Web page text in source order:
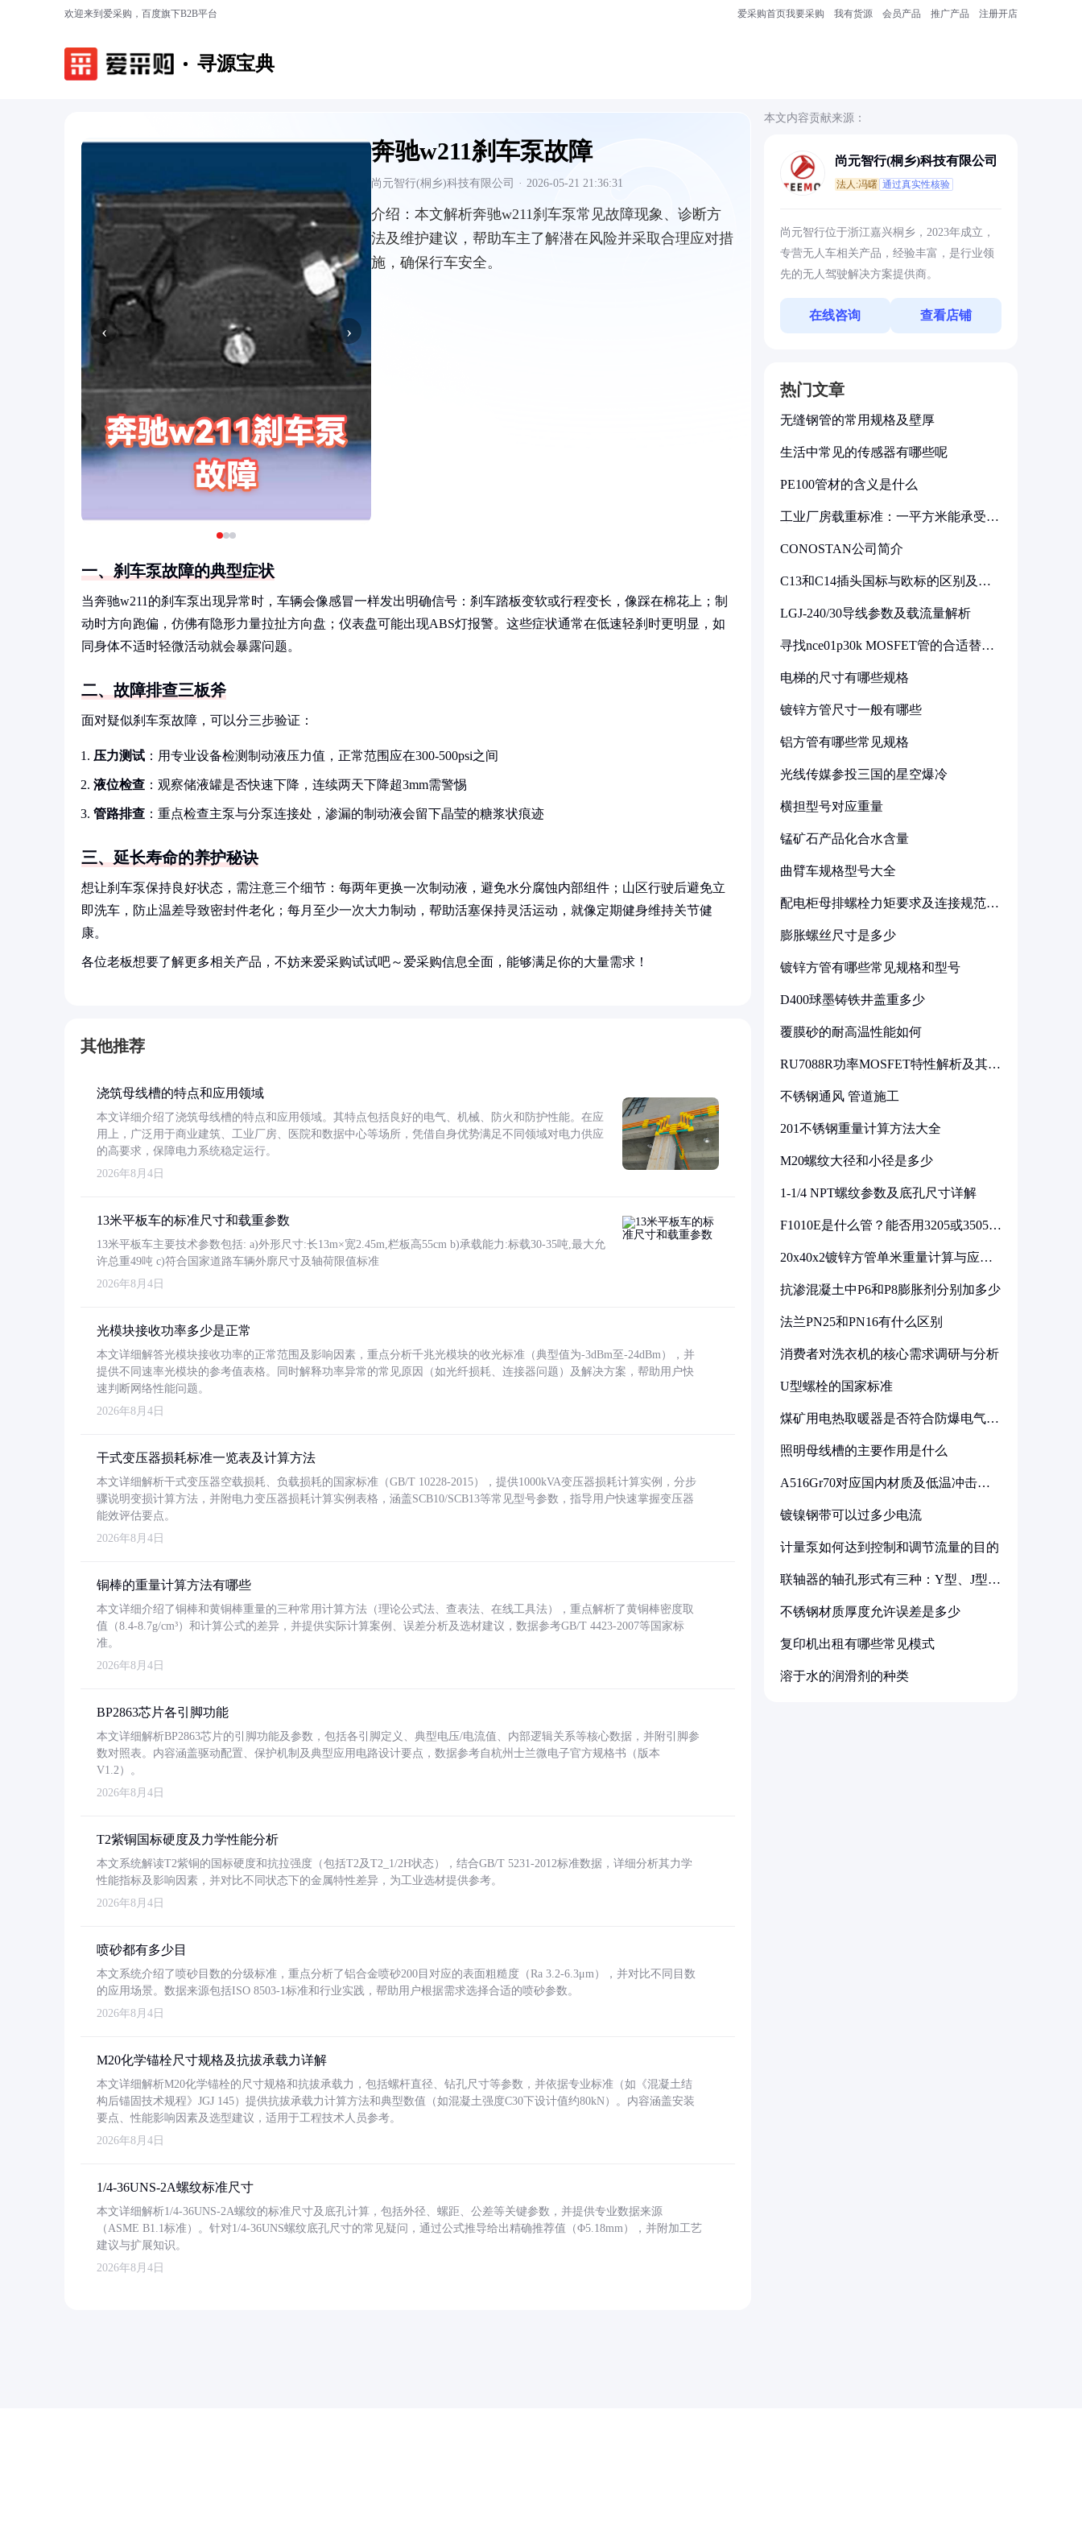
欢迎来到爱采购，百度旗下B2B平台 爱采购首页我要采购 我有货源 会员产品 推广产品 注册开店
寻源宝典
‹ ›
奔驰w211刹车泵故障
尚元智行(桐乡)科技有限公司 · 2026-05-21 21:36:31
介绍： 本文解析奔驰w211刹车泵常见故障现象、诊断方
法及维护建议，帮助车主了解潜在风险并采取合理应对措
施，确保行车安全。
一、刹车泵故障的典型症状
当奔驰w211的刹车泵出现异常时，车辆会像感冒一样发出明确信号：刹车踏板变软或行程变长，像踩在棉花上；制
动时方向跑偏，仿佛有隐形力量拉扯方向盘；仪表盘可能出现ABS灯报警。这些症状通常在低速轻刹时更明显，如
同身体不适时轻微活动就会暴露问题。
二、故障排查三板斧
面对疑似刹车泵故障，可以分三步验证：
压力测试 ：用专业设备检测制动液压力值，正常范围应在300-500psi之间
液位检查 ：观察储液罐是否快速下降，连续两天下降超3mm需警惕
管路排查 ：重点检查主泵与分泵连接处，渗漏的制动液会留下晶莹的糖浆状痕迹
三、延长寿命的养护秘诀
想让刹车泵保持良好状态，需注意三个细节：每两年更换一次制动液，避免水分腐蚀内部组件；山区行驶后避免立
即洗车，防止温差导致密封件老化；每月至少一次大力制动，帮助活塞保持灵活运动，就像定期健身维持关节健
康。
各位老板想要了解更多相关产品，不妨来爱采购试试吧～爱采购信息全面，能够满足你的大量需求！
其他推荐
浇筑母线槽的特点和应用领域
本文详细介绍了浇筑母线槽的特点和应用领域。其特点包括良好的电气、机械、防火和防护性能。在应
用上，广泛用于商业建筑、工业厂房、医院和数据中心等场所，凭借自身优势满足不同领域对电力供应
的高要求，保障电力系统稳定运行。
2026年8月4日
13米平板车的标准尺寸和载重参数
13米平板车主要技术参数包括: a)外形尺寸:长13m×宽2.45m,栏板高55cm b)承载能力:标载30-35吨,最大允
许总重49吨 c)符合国家道路车辆外廓尺寸及轴荷限值标准
2026年8月4日
光模块接收功率多少是正常
本文详细解答光模块接收功率的正常范围及影响因素，重点分析千兆光模块的收光标准（典型值为-3dBm至-24dBm），并
提供不同速率光模块的参考值表格。同时解释功率异常的常见原因（如光纤损耗、连接器问题）及解决方案，帮助用户快
速判断网络性能问题。
2026年8月4日
干式变压器损耗标准一览表及计算方法
本文详细解析干式变压器空载损耗、负载损耗的国家标准（GB/T 10228-2015），提供1000kVA变压器损耗计算实例，分步
骤说明变损计算方法，并附电力变压器损耗计算实例表格，涵盖SCB10/SCB13等常见型号参数，指导用户快速掌握变压器
能效评估要点。
2026年8月4日
铜棒的重量计算方法有哪些
本文详细介绍了铜棒和黄铜棒重量的三种常用计算方法（理论公式法、查表法、在线工具法），重点解析了黄铜棒密度取
值（8.4-8.7g/cm³）和计算公式的差异，并提供实际计算案例、误差分析及选材建议，数据参考GB/T 4423-2007等国家标
准。
2026年8月4日
BP2863芯片各引脚功能
本文详细解析BP2863芯片的引脚功能及参数，包括各引脚定义、典型电压/电流值、内部逻辑关系等核心数据，并附引脚参
数对照表。内容涵盖驱动配置、保护机制及典型应用电路设计要点，数据参考自杭州士兰微电子官方规格书（版本
V1.2）。
2026年8月4日
T2紫铜国标硬度及力学性能分析
本文系统解读T2紫铜的国标硬度和抗拉强度（包括T2及T2_1/2H状态），结合GB/T 5231-2012标准数据，详细分析其力学
性能指标及影响因素，并对比不同状态下的金属特性差异，为工业选材提供参考。
2026年8月4日
喷砂都有多少目
本文系统介绍了喷砂目数的分级标准，重点分析了铝合金喷砂200目对应的表面粗糙度（Ra 3.2-6.3μm），并对比不同目数
的应用场景。数据来源包括ISO 8503-1标准和行业实践，帮助用户根据需求选择合适的喷砂参数。
2026年8月4日
M20化学锚栓尺寸规格及抗拔承载力详解
本文详细解析M20化学锚栓的尺寸规格和抗拔承载力，包括螺杆直径、钻孔尺寸等参数，并依据专业标准（如《混凝土结
构后锚固技术规程》JGJ 145）提供抗拔承载力计算方法和典型数值（如混凝土强度C30下设计值约80kN）。内容涵盖安装
要点、性能影响因素及选型建议，适用于工程技术人员参考。
2026年8月4日
1/4-36UNS-2A螺纹标准尺寸
本文详细解析1/4-36UNS-2A螺纹的标准尺寸及底孔计算，包括外径、螺距、公差等关键参数，并提供专业数据来源
（ASME B1.1标准）。针对1/4-36UNS螺纹底孔尺寸的常见疑问，通过公式推导给出精确推荐值（Φ5.18mm），并附加工艺
建议与扩展知识。
2026年8月4日
本文内容贡献来源：
尚元智行(桐乡)科技有限公司
法人:冯曙 通过真实性核验
尚元智行位于浙江嘉兴桐乡，2023年成立，
专营无人车相关产品，经验丰富，是行业领
先的无人驾驶解决方案提供商。
在线咨询 查看店铺
热门文章
无缝钢管的常用规格及壁厚
生活中常见的传感器有哪些呢
PE100管材的含义是什么
工业厂房载重标准：一平方米能承受多
CONOSTAN公司简介
C13和C14插头国标与欧标的区别及其
LGJ-240/30导线参数及载流量解析
寻找nce01p30k MOSFET管的合适替代
电梯的尺寸有哪些规格
镀锌方管尺寸一般有哪些
铝方管有哪些常见规格
光线传媒参投三国的星空爆冷
横担型号对应重量
锰矿石产品化合水含量
曲臂车规格型号大全
配电柜母排螺栓力矩要求及连接规范详
膨胀螺丝尺寸是多少
镀锌方管有哪些常见规格和型号
D400球墨铸铁井盖重多少
覆膜砂的耐高温性能如何
RU7088R功率MOSFET特性解析及其在
不锈钢通风 管道施工
201不锈钢重量计算方法大全
M20螺纹大径和小径是多少
1-1/4 NPT螺纹参数及底孔尺寸详解
F1010E是什么管？能否用3205或3505代
20x40x2镀锌方管单米重量计算与应用
抗渗混凝土中P6和P8膨胀剂分别加多少
法兰PN25和PN16有什么区别
消费者对洗衣机的核心需求调研与分析
U型螺栓的国家标准
煤矿用电热取暖器是否符合防爆电气设
照明母线槽的主要作用是什么
A516Gr70对应国内材质及低温冲击要
镀镍钢带可以过多少电流
计量泵如何达到控制和调节流量的目的
联轴器的轴孔形式有三种：Y型、J型、
不锈钢材质厚度允许误差是多少
复印机出租有哪些常见模式
溶于水的润滑剂的种类